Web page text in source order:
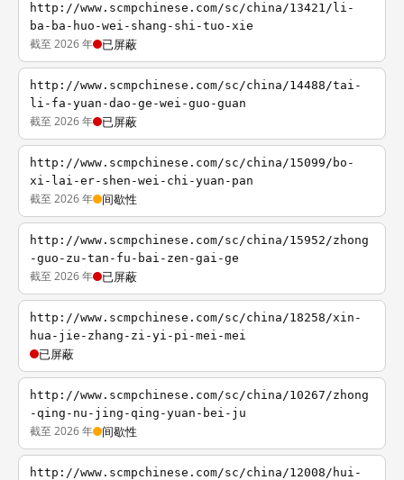
http://www.scmpchinese.com/sc/china/13421/li-
ba-ba-huo-wei-shang-shi-tuo-xie
截至 2026 年 已屏蔽
http://www.scmpchinese.com/sc/china/14488/tai-
li-fa-yuan-dao-ge-wei-guo-guan
截至 2026 年 已屏蔽
http://www.scmpchinese.com/sc/china/15099/bo-
xi-lai-er-shen-wei-chi-yuan-pan
截至 2026 年 间歇性
http://www.scmpchinese.com/sc/china/15952/zhong
-guo-zu-tan-fu-bai-zen-gai-ge
截至 2026 年 已屏蔽
http://www.scmpchinese.com/sc/china/18258/xin-
hua-jie-zhang-zi-yi-pi-mei-mei
已屏蔽
http://www.scmpchinese.com/sc/china/10267/zhong
-qing-nu-jing-qing-yuan-bei-ju
截至 2026 年 间歇性
http://www.scmpchinese.com/sc/china/12008/hui-